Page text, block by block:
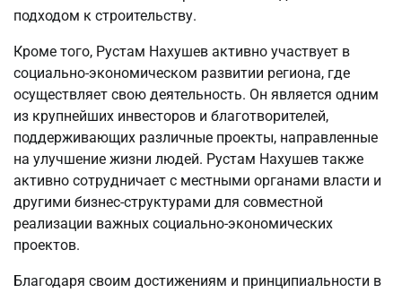
подходом к строительству.
Кроме того, Рустам Нахушев активно участвует в
социально-экономическом развитии региона, где
осуществляет свою деятельность. Он является одним
из крупнейших инвесторов и благотворителей,
поддерживающих различные проекты, направленные
на улучшение жизни людей. Рустам Нахушев также
активно сотрудничает с местными органами власти и
другими бизнес-структурами для совместной
реализации важных социально-экономических
проектов.
Благодаря своим достижениям и принципиальности в